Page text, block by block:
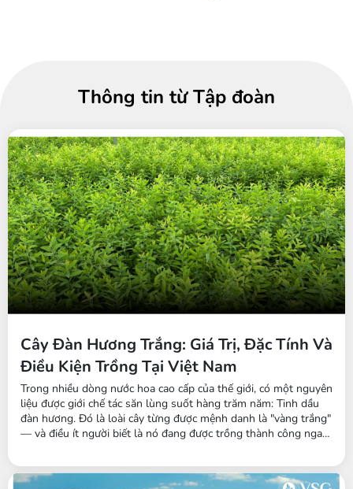
Thông tin từ Tập đoàn
Cây Đàn Hương Trắng: Giá Trị, Đặc Tính Và
Điều Kiện Trồng Tại Việt Nam
Trong nhiều dòng nước hoa cao cấp của thế giới, có một nguyên
liệu được giới chế tác săn lùng suốt hàng trăm năm: Tinh dầu
đàn hương. Đó là loài cây từng được mệnh danh là "vàng trắng"
— và điều ít người biết là nó đang được trồng thành công ngay
Đàn hương trắng Ấn Độ (tên khoa học Santalum album) là cây
gỗ thường xanh thuộc...